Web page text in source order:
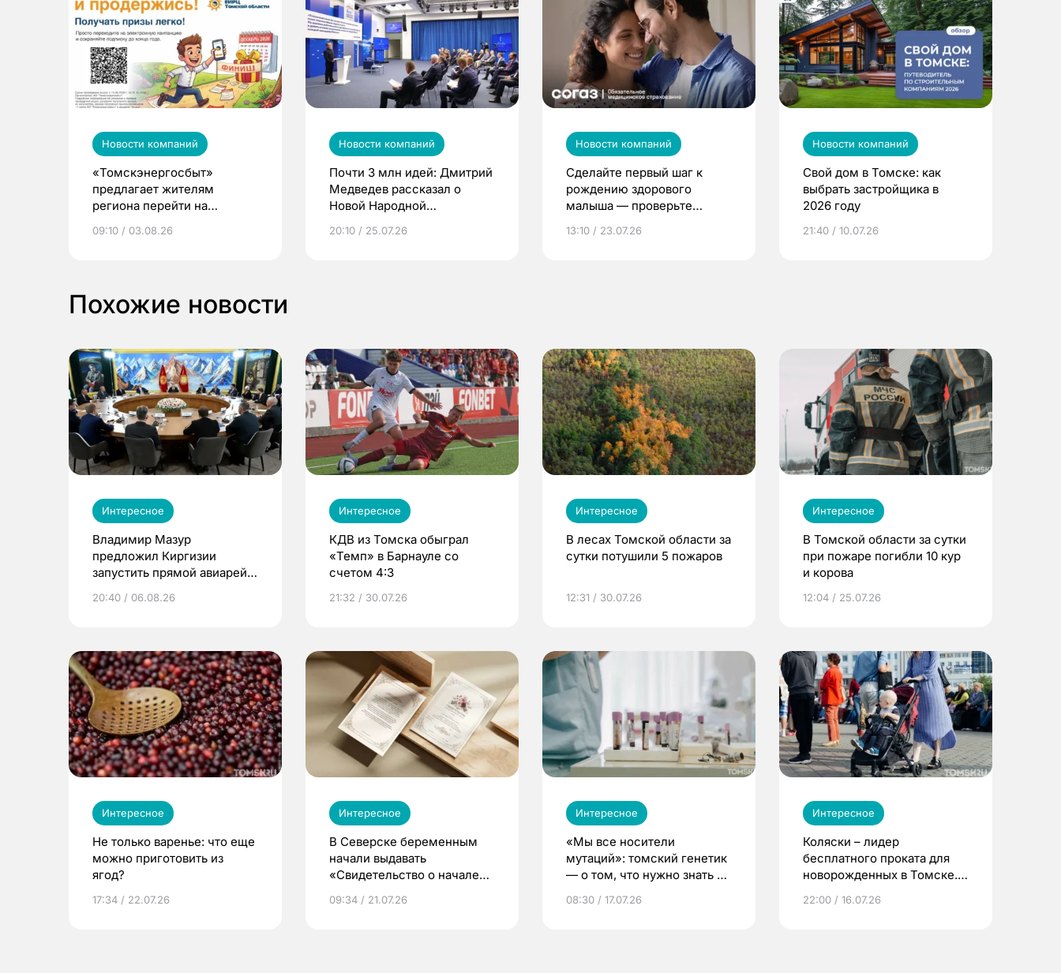
Новости компаний
«Томскэнергосбыт»
предлагает жителям
региона перейти на
выиграть призы
09:10 / 03.08.26
Новости компаний
Почти 3 млн идей: Дмитрий
Медведев рассказал о
Новой Народной
20:10 / 25.07.26
Новости компаний
Сделайте первый шаг к
рождению здорового
малыша — проверьте
по ОМС!
13:10 / 23.07.26
Новости компаний
Свой дом в Томске: как
выбрать застройщика в
2026 году
21:40 / 10.07.26
Похожие новости
Интересное
Владимир Мазур
предложил Киргизии
запустить прямой авиарейс
20:40 / 06.08.26
Интересное
КДВ из Томска обыграл
«Темп» в Барнауле со
счетом 4:3
21:32 / 30.07.26
Интересное
В лесах Томской области за
сутки потушили 5 пожаров
12:31 / 30.07.26
Интересное
В Томской области за сутки
при пожаре погибли 10 кур
и корова
12:04 / 25.07.26
Интересное
Не только варенье: что еще
можно приготовить из
ягод?
17:34 / 22.07.26
Интересное
В Северске беременным
начали выдавать
«Свидетельство о начале
09:34 / 21.07.26
Интересное
«Мы все носители
мутаций»: томский генетик
— о том, что нужно знать до
08:30 / 17.07.26
Интересное
Коляски – лидер
бесплатного проката для
новорожденных в Томске.
22:00 / 16.07.26